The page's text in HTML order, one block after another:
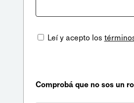
Leí y acepto los
Comprobá que no sos un